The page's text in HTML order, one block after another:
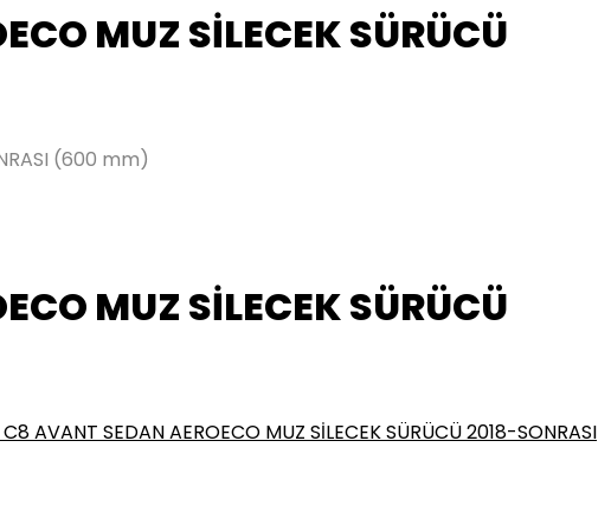
MUZ SİLECEK SÜRÜCÜ
(600 mm)
MUZ SİLECEK SÜRÜCÜ
AVANT SEDAN AEROECO MUZ SİLECEK SÜRÜCÜ 2018-SONRASI